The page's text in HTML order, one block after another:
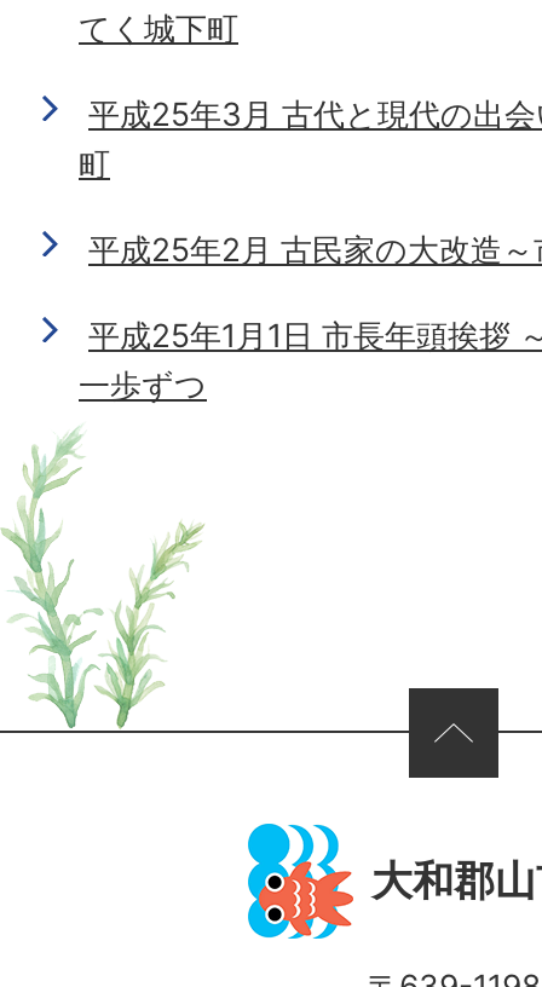
てく城下町
平成25年3月 古代と現代の出
町
平成25年2月 古民家の大改造
平成25年1月1日 市長年頭挨拶
一歩ずつ
ページの先頭へ
大和郡